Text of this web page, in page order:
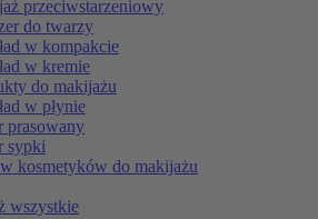
przeciwstarzeniowy
do twarzy
w kompakcie
w kremie
do makijażu
w płynie
prasowany
sypki
kosmetyków do makijażu
wszystkie